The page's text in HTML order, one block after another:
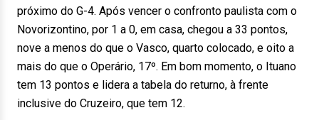
próximo do G-4. Após vencer o confronto paulista com o
Novorizontino, por 1 a 0, em casa, chegou a 33 pontos,
nove a menos do que o Vasco, quarto colocado, e oito a
mais do que o Operário, 17º. Em bom momento, o Ituano
tem 13 pontos e lidera a tabela do returno, à frente
inclusive do Cruzeiro, que tem 12.